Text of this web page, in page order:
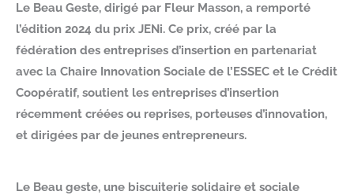
Le Beau Geste, dirigé par Fleur Masson, a remporté
l’édition 2024 du prix JENi. Ce prix, créé par la
fédération des entreprises d’insertion en partenariat
avec la Chaire Innovation Sociale de l’ESSEC et le Crédit
Coopératif, soutient les entreprises d’insertion
récemment créées ou reprises, porteuses d’innovation,
et dirigées par de jeunes entrepreneurs.
Le Beau geste, une biscuiterie solidaire et sociale